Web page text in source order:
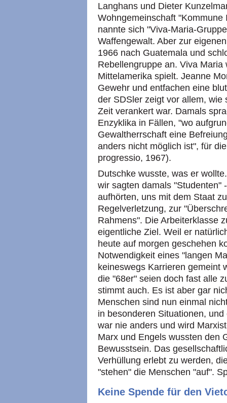
Langhans und Dieter
Wohngemeinschaft
nannte sich "Viva-Maria-
Waffengewalt. Aber zur
1966 nach Guatemala und
Rebellengruppe an. Viva
Mittelamerika spielt. Jeanne
Gewehr und entfachen eine
der SDSler zeigt vor allem,
Zeit verankert war. Damals
Enzyklika in Fällen, "wo
Gewaltherrschaft eine
anders nicht möglich ist", für
progressio, 1967).
Dutschke wusste, was er
wir sagten damals "Studenten"
aufhörten, uns mit dem Staat
Regelverletzung, zur
Rahmens". Die Arbeiterklasse
eigentliche Ziel. Weil er
heute auf morgen geschehen
Notwendigkeit eines "langen
keineswegs Karrieren gemeint
die "68er" seien doch fast alle
stimmt auch. Es ist aber gar
Menschen sind nun einmal
in besonderen Situationen,
war nie anders und wird
Marx und Engels wussten den
Bewusstsein. Das
Verhüllung erlebt zu werden,
"stehen" die Menschen "auf".
Keine Spende für den